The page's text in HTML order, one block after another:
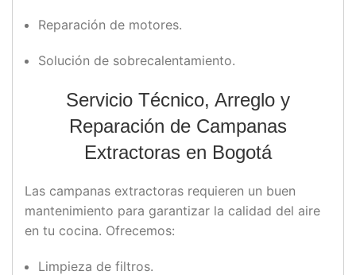
Reparación de motores.
Solución de sobrecalentamiento.
Servicio Técnico, Arreglo y
Reparación de Campanas
Extractoras en Bogotá
Las campanas extractoras requieren un buen
mantenimiento para garantizar la calidad del aire
en tu cocina. Ofrecemos:
Limpieza de filtros.